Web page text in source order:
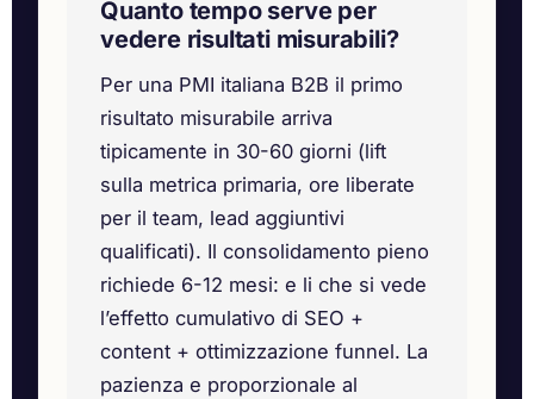
Quanto tempo serve per
vedere risultati misurabili?
Per una PMI italiana B2B il primo
risultato misurabile arriva
tipicamente in 30-60 giorni (lift
sulla metrica primaria, ore liberate
per il team, lead aggiuntivi
qualificati). Il consolidamento pieno
richiede 6-12 mesi: e li che si vede
l’effetto cumulativo di SEO +
content + ottimizzazione funnel. La
pazienza e proporzionale al